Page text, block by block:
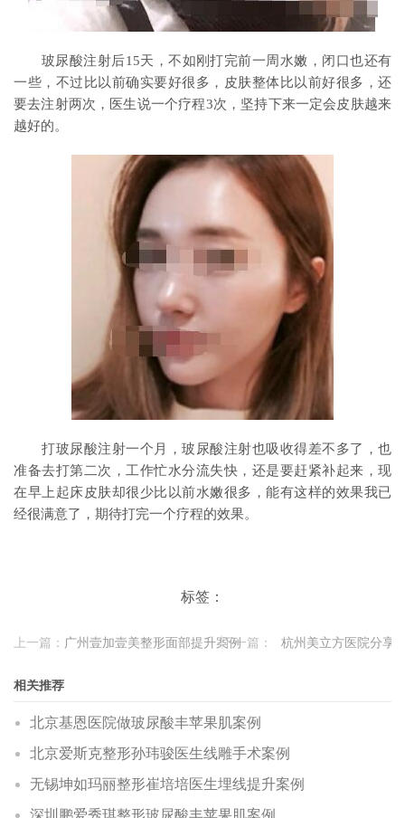
玻尿酸注射后15天，不如刚打完前一周水嫩，闭口也还有
一些，不过比以前确实要好很多，皮肤整体比以前好很多，还
要去注射两次，医生说一个疗程3次，坚持下来一定会皮肤越来
越好的。
打玻尿酸注射一个月，玻尿酸注射也吸收得差不多了，也
准备去打第二次，工作忙水分流失快，还是要赶紧补起来，现
在早上起床皮肤却很少比以前水嫩很多，能有这样的效果我已
经很满意了，期待打完一个疗程的效果。
标签：
上一篇： 广州壹加壹美整形面部提升案例下一篇： 杭州美立方医院分享
相关推荐
北京基恩医院做玻尿酸丰苹果肌案例
北京爱斯克整形孙玮骏医生线雕手术案例
无锡坤如玛丽整形崔培培医生埋线提升案例
深圳鹏爱秀琪整形玻尿酸丰苹果肌案例